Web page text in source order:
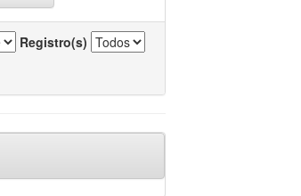
Registro(s)